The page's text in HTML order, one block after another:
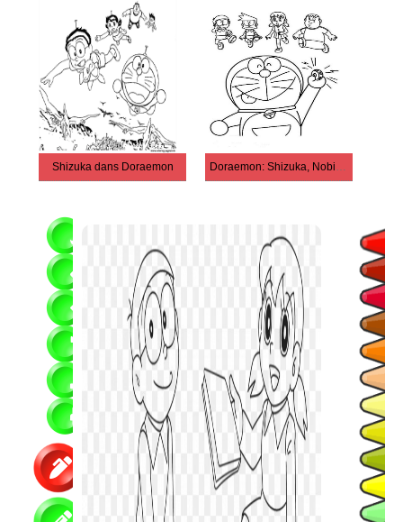
Shizuka dans Doraemon